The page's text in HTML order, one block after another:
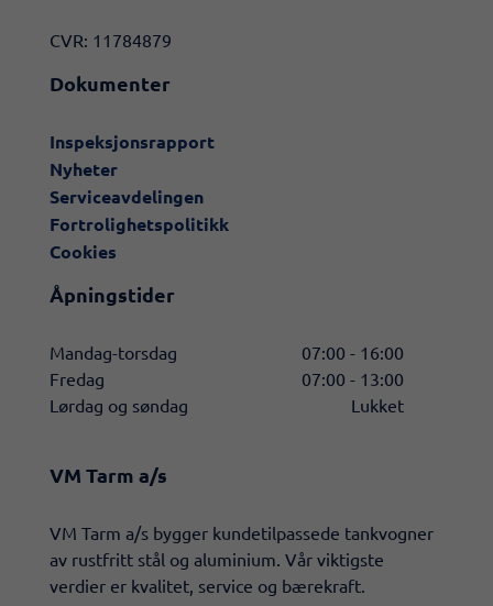
CVR: 11784879
Dokumenter
Inspeksjonsrapport
Nyheter
Serviceavdelingen
Fortrolighetspolitikk
Cookies
Åpningstider
Mandag-torsdag
07:00 - 16:00
Fredag
07:00 - 13:00
Lørdag og søndag
Lukket
VM Tarm a/s
​VM Tarm a/s bygger kundetilpassede tankvogner
av rustfritt stål og aluminium. Vår viktigste
verdier er kvalitet, service og bærekraft.